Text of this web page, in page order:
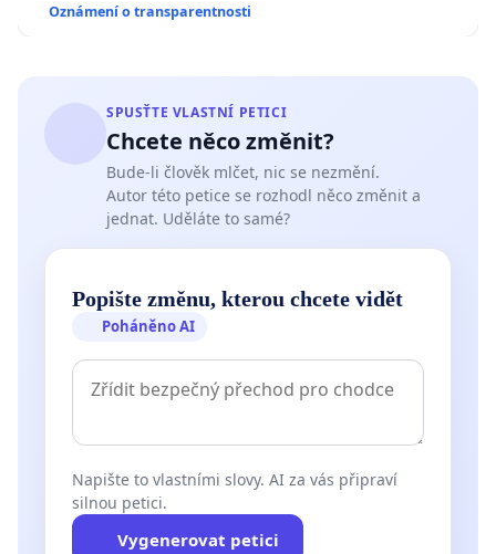
Oznámení o transparentnosti
SPUSŤTE VLASTNÍ PETICI
Chcete něco změnit?
Bude-li člověk mlčet, nic se nezmění.
Autor této petice se rozhodl něco změnit a
jednat. Uděláte to samé?
Popište změnu, kterou chcete vidět
Poháněno AI
Napište to vlastními slovy. AI za vás připraví
silnou petici.
Vygenerovat petici